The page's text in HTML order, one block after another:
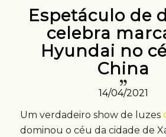
Espetáculo de
celebra
Hyundai no
China
14/04/2021
Um verdadeiro show de luzes
dominou o céu da cidade de